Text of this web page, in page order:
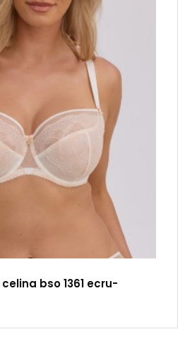
bso 1361 ecru-